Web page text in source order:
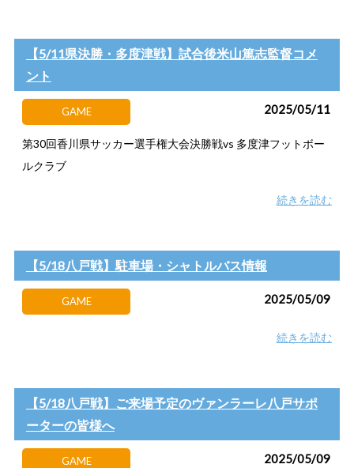
【5/11県決勝・多度津戦】試合後米山篤志監督コメ
ント
GAME 2025/05/11
第30回香川県サッカー選手権大会決勝戦vs 多度津フットボー
ルクラブ
続きを読む
【5/18八戸戦】駐車場・シャトルバス情報
GAME 2025/05/09
続きを読む
【5/18八戸戦】ご来場予定のヴァンラーレ八戸サポ
ーターの皆様へ
GAME 2025/05/09